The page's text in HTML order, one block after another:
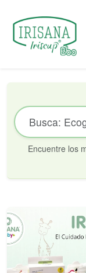
Encuentre los